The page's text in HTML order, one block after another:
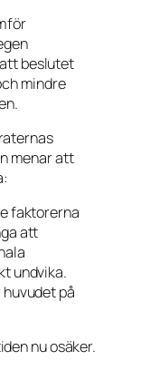
beslutet
mindre
menar att
faktorerna
att
undvika.
på
nu osäker.